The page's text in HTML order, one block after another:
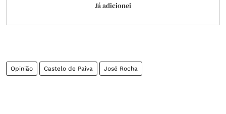
Já adicionei
Opinião Castelo de Paiva José Rocha